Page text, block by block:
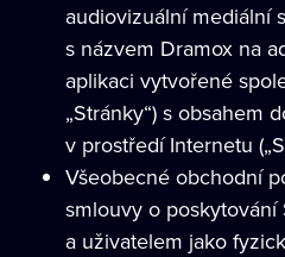
audiovizuální mediální
s názvem Dramox na
aplikaci vytvořené
„Stránky“) s obsahem
v prostředí Internetu
Všeobecné obchodní
smlouvy o
a uživatelem jako